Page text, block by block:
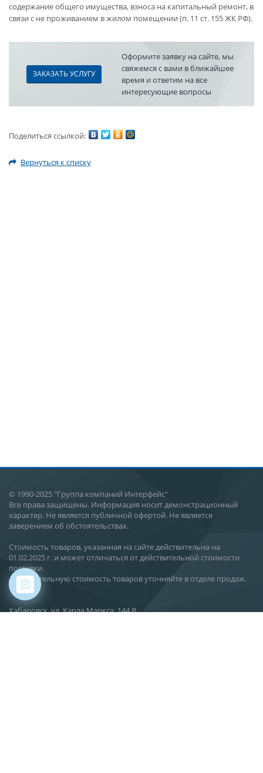
содержание общего имущества, взноса на капитальный ремонт, в
связи с не проживанием в жилом помещении (п. 11 ст. 155 ЖК РФ).
ЗАКАЗАТЬ УСЛУГУ
Оформите заявку на сайте, мы
свяжемся с вами в ближайшее
время и ответим на все
интересующие вопросы
Поделиться ссылкой:
Вернуться к списку
© 1990-2025 "Группа компаний Интерфейс"
Все права защищены. Информация носит демонстрационный
характер. Не является публичной офертой. Не является
заверением об обстоятельствах.
Стоимость товаров, указанная на сайте действительна на
01.02.2025 г. и может отличаться от действительной стоимости
поставки.
Действительную стоимость товаров уточняйте в отделе продаж.
Хабаровск, ул. Карла Маркса, 144 В